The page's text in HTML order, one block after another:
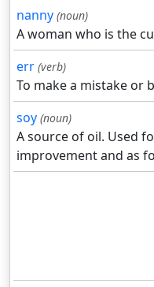
nanny (noun)
A woman who is the
err (verb)
To make a mistake or
soy (noun)
A source of oil. Used
improvement and as